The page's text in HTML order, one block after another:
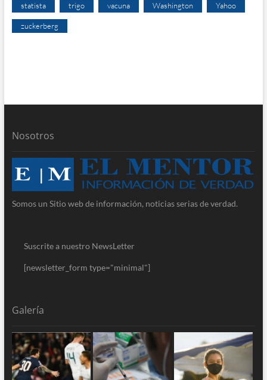
statista trigo vacuna Washington Yahoo
zuckerberg
Nosotros
Somos un Sitio web de información, noticias serias de verdad.
Suscrite a nuestro NewsLetter
[newsletter_form type="minimal"]
Galería